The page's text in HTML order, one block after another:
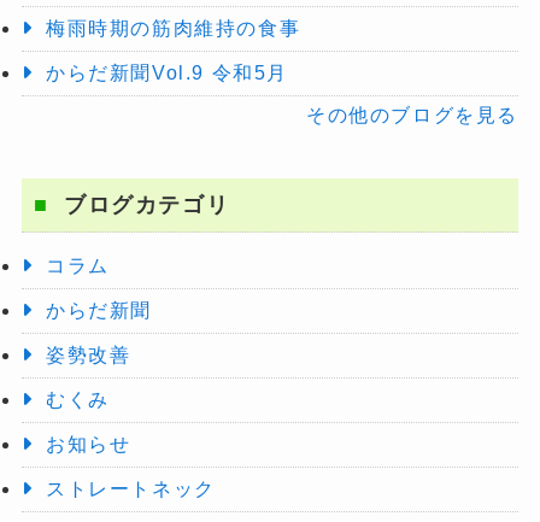
梅雨時期の筋肉維持の食事
からだ新聞Vol.9 令和5月
その他のブログを見る
ブログカテゴリ
コラム
からだ新聞
姿勢改善
むくみ
お知らせ
ストレートネック